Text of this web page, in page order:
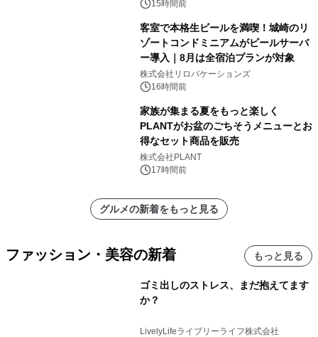
15時間前
客室で本格生ビールを満喫！城崎のリ
ゾートコンドミニアムがビールサーバ
ー導入｜8月は全宿泊プランが対象
株式会社リロバケーションズ
16時間前
家族が集まる夏をもっと楽しく
PLANTがお盆のごちそうメニューとお
得なセット商品を販売
株式会社PLANT
17時間前
グルメの新着をもっと見る
ファッション・美容の新着 もっと見る
ゴミ出しのストレス、まだ抱えてます
か？
LivelyLifeライブリーライフ株式会社